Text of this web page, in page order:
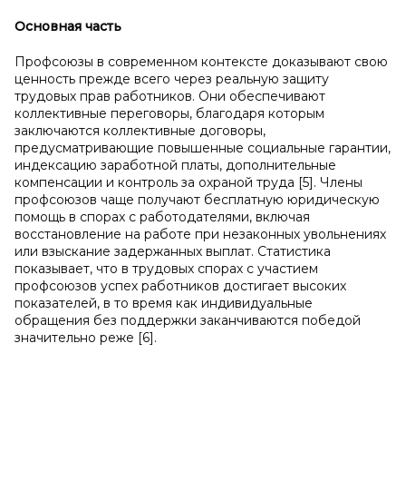
Основная часть
Профсоюзы в современном контексте доказывают свою
ценность прежде всего через реальную защиту
трудовых прав работников. Они обеспечивают
коллективные переговоры, благодаря которым
заключаются коллективные договоры,
предусматривающие повышенные социальные гарантии,
индексацию заработной платы, дополнительные
компенсации и контроль за охраной труда [5]. Члены
профсоюзов чаще получают бесплатную юридическую
помощь в спорах с работодателями, включая
восстановление на работе при незаконных увольнениях
или взыскание задержанных выплат. Статистика
показывает, что в трудовых спорах с участием
профсоюзов успех работников достигает высоких
показателей, в то время как индивидуальные
обращения без поддержки заканчиваются победой
значительно реже [6].